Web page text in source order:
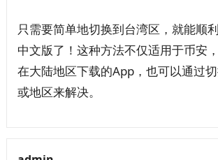
只需要简单地切换到台湾区，就能顺
中文版了！这种方法不仅适用于币安
在大陆地区下载的App，也可以通过
或地区来解决。